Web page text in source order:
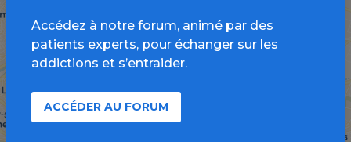
Accédez à notre forum, animé par des
patients experts, pour échanger sur les
addictions et s’entraider.
ACCÉDER AU FORUM